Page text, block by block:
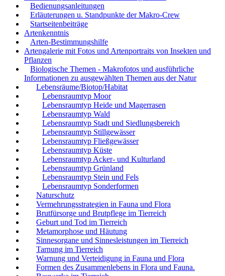
Bedienungsanleitungen
Erläuterungen u. Standpunkte der Makro-Crew
Startseitenbeiträge
Artenkenntnis
Arten-Bestimmungshilfe
Artengalerie mit Fotos und Artenportraits von Insekten und
Pflanzen
Biologische Themen - Makrofotos und ausführliche
Informationen zu ausgewählten Themen aus der Natur
Lebensräume/Biotop/Habitat
Lebensraumtyp Moor
Lebensraumtyp Heide und Magerrasen
Lebensraumtyp Wald
Lebensraumtyp Stadt und Siedlungsbereich
Lebensraumtyp Stillgewässer
Lebensraumtyp Fließgewässer
Lebensraumtyp Küste
Lebensraumtyp Acker- und Kulturland
Lebensraumtyp Grünland
Lebensraumtyp Stein und Fels
Lebensraumtyp Sonderformen
Naturschutz
Vermehrungsstrategien in Fauna und Flora
Brutfürsorge und Brutpflege im Tierreich
Geburt und Tod im Tierreich
Metamorphose und Häutung
Sinnesorgane und Sinnesleistungen im Tierreich
Tarnung im Tierreich
Warnung und Verteidigung in Fauna und Flora
Formen des Zusammenlebens in Flora und Fauna.